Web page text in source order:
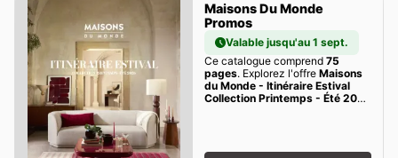
Maisons Du Monde
Promos
Valable jusqu'au 1 sept.
Ce catalogue comprend 75
pages. Explorez l'offre Maisons
du Monde - Itinéraire Estival
Collection Printemps - Été 2026